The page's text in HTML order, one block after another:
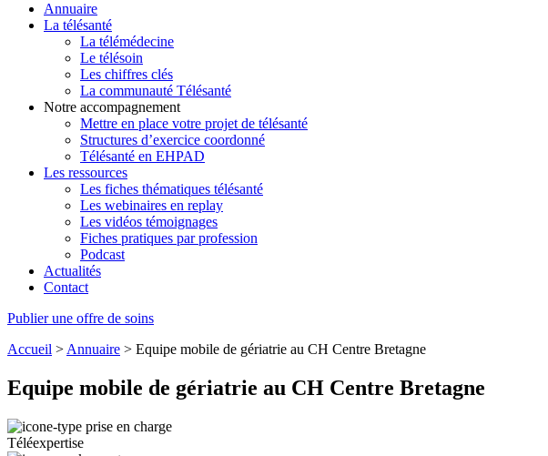
Annuaire
La télésanté
La télémédecine
Le télésoin
Les chiffres clés
La communauté Télésanté
Notre accompagnement
Mettre en place votre projet de télésanté
Structures d’exercice coordonné
Télésanté en EHPAD
Les ressources
Les fiches thématiques télésanté
Les webinaires en replay
Les vidéos témoignages
Fiches pratiques par profession
Podcast
Actualités
Contact
Publier une offre de soins
Accueil > Annuaire > Equipe mobile de gériatrie au CH Centre Bretagne
Equipe mobile de gériatrie au CH Centre Bretagne
Téléexpertise